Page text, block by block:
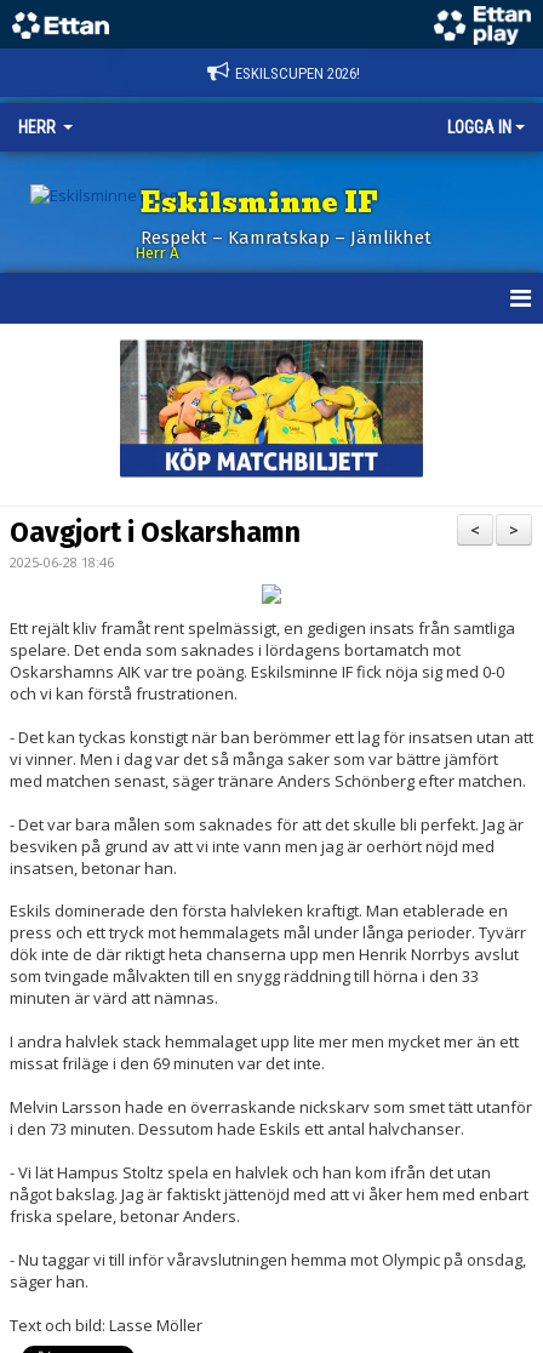
ESKILSCUPEN 2026!
HERR LOGGA IN
Eskilsminne IF
Respekt – Kamratskap – Jämlikhet
Herr A
BILDGALLERI
MATCHER
>
<
Oavgjort i Oskarshamn
2025-06-28 18:46
Ett rejält kliv framåt rent spelmässigt, en gedigen insats från samtliga
spelare. Det enda som saknades i lördagens bortamatch mot
Oskarshamns AIK var tre poäng. Eskilsminne IF fick nöja sig med 0-0
och vi kan förstå frustrationen.
- Det kan tyckas konstigt när ban berömmer ett lag för insatsen utan att
vi vinner. Men i dag var det så många saker som var bättre jämfört
med matchen senast, säger tränare Anders Schönberg efter matchen.
- Det var bara målen som saknades för att det skulle bli perfekt. Jag är
besviken på grund av att vi inte vann men jag är oerhört nöjd med
insatsen, betonar han.
Eskils dominerade den första halvleken kraftigt. Man etablerade en
press och ett tryck mot hemmalagets mål under långa perioder. Tyvärr
dök inte de där riktigt heta chanserna upp men Henrik Norrbys avslut
som tvingade målvakten till en snygg räddning till hörna i den 33
minuten är värd att nämnas.
I andra halvlek stack hemmalaget upp lite mer men mycket mer än ett
missat friläge i den 69 minuten var det inte.
Melvin Larsson hade en överraskande nickskarv som smet tätt utanför
i den 73 minuten. Dessutom hade Eskils ett antal halvchanser.
- Vi lät Hampus Stoltz spela en halvlek och han kom ifrån det utan
något bakslag. Jag är faktiskt jättenöjd med att vi åker hem med enbart
friska spelare, betonar Anders.
- Nu taggar vi till inför våravslutningen hemma mot Olympic på onsdag,
säger han.
Text och bild: Lasse Möller